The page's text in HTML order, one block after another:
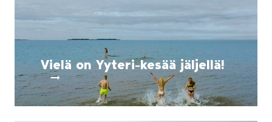
Vielä on Yyteri-kesää jäljellä!
Kesäkuusta elokuun loppuun rantariemua,